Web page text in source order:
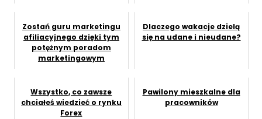
Zostań guru marketingu
afiliacyjnego dzięki tym
potężnym poradom
marketingowym
Dlaczego wakacje dzielą
się na udane i nieudane?
Wszystko, co zawsze
chciałeś wiedzieć o rynku
Forex
Pawilony mieszkalne dla
pracowników